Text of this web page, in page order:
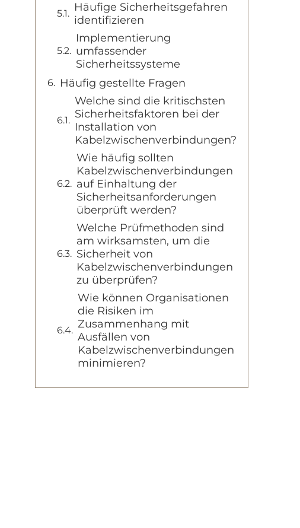
Häufige Sicherheitsgefahren
identifizieren
Implementierung
umfassender
Sicherheitssysteme
Häufig gestellte Fragen
Welche sind die kritischsten
Sicherheitsfaktoren bei der
Installation von
Kabelzwischenverbindungen?
Wie häufig sollten
Kabelzwischenverbindungen
auf Einhaltung der
Sicherheitsanforderungen
überprüft werden?
Welche Prüfmethoden sind
am wirksamsten, um die
Sicherheit von
Kabelzwischenverbindungen
zu überprüfen?
Wie können Organisationen
die Risiken im
Zusammenhang mit
Ausfällen von
Kabelzwischenverbindungen
minimieren?